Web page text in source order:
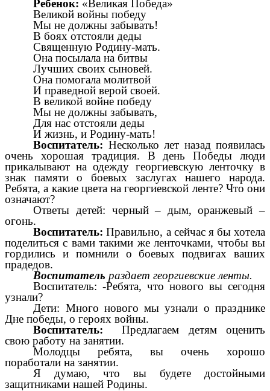
Ребенок: «Великая Победа»
Великой войны победу
Мы не должны забывать!
В боях отстояли деды
Священную Родину-мать.
Она посылала на битвы
Лучших своих сыновей.
Она помогала молитвой
И праведной верой своей.
В великой войне победу
Мы не должны забывать,
Для нас отстояли деды
И жизнь, и Родину-мать!
Воспитатель: Несколько лет назад появилась
очень хорошая традиция. В день Победы люди
прикалывают на одежду георгиевскую ленточку в
знак памяти о боевых заслугах нашего народа.
Ребята, а какие цвета на георгиевской ленте? Что они
означают?
Ответы детей: черный – дым, оранжевый –
огонь.
Воспитатель: Правильно, а сейчас я бы хотела
поделиться с вами такими же ленточками, чтобы вы
гордились и помнили о боевых подвигах ваших
прадедов.
Воспитатель раздает георгиевские ленты.
Воспитатель: -Ребята, что нового вы сегодня
узнали?
Дети: Много нового мы узнали о празднике
Дне победы, о героях войны.
Воспитатель:
Предлагаем детям оценить
свою работу на занятии.
Молодцы ребята, вы очень хорошо
поработали на занятии.
Я думаю, что вы будете достойными
защитниками нашей Родины.